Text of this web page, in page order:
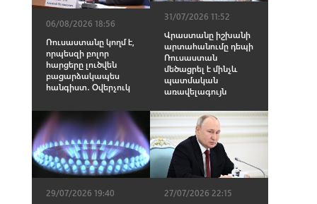
06/08/2026 18:56
Ռուսաստանը կողմ է,
որպեսզի բոլոր
հարցերը լուծվեն
բացարձակապես
հանգիստ․ Օվերչուկ
31/07/2026 11:52
Վրաստանը իշխանի
արտահանումը դեպի
Ռուսաստան
մեծացրել է մինչև
պատմական
առավելագույն
29/07/2026 19:40
27/07/2026 22:15